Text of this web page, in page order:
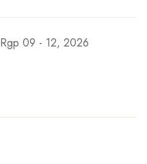
Rgp 09 - 12, 2026